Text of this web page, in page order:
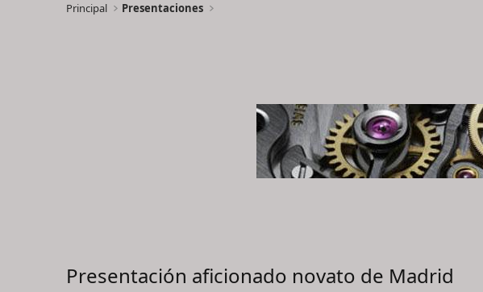
Principal Presentaciones
Presentación aficionado novato de Madrid